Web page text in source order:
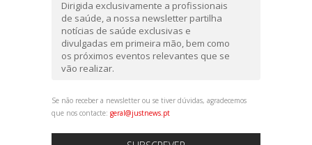
Dirigida exclusivamente a profissionais
de saúde, a nossa newsletter partilha
notícias de saúde exclusivas e
divulgadas em primeira mão, bem como
os próximos eventos relevantes que se
vão realizar.
Se não receber a newsletter ou se tiver dúvidas, agradecemos
que nos contacte: geral@justnews.pt